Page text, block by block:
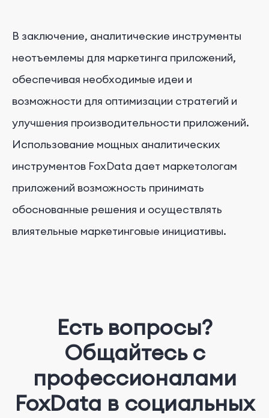
В заключение, аналитические инструменты
неотъемлемы для маркетинга приложений,
обеспечивая необходимые идеи и
возможности для оптимизации стратегий и
улучшения производительности приложений.
Использование мощных аналитических
инструментов FoxData дает маркетологам
приложений возможность принимать
обоснованные решения и осуществлять
влиятельные маркетинговые инициативы.
Есть вопросы?
Общайтесь с
профессионалами
FoxData в социальных